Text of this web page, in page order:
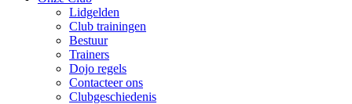
Lidgelden
Club trainingen
Bestuur
Trainers
Dojo regels
Contacteer ons
Clubgeschiedenis